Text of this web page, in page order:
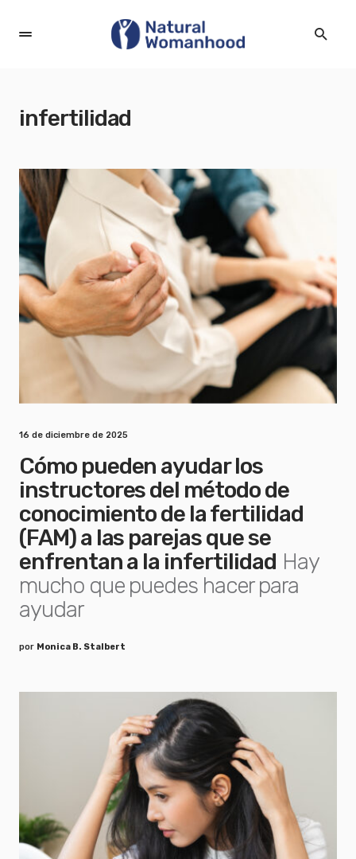
infertilidad
16 de diciembre de 2025
Cómo pueden ayudar los
instructores del método de
conocimiento de la fertilidad
(FAM) a las parejas que se
enfrentan a la infertilidad Hay
mucho que puedes hacer para
ayudar
por Monica B. Stalbert